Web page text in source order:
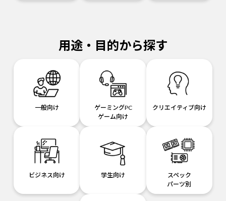
用途・目的から探す
一般向け
ゲーミングPC
ゲーム向け
クリエイティブ向け
ビジネス向け 学生向け
スペック
パーツ別